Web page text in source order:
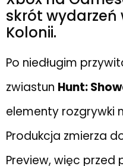
skrót wydarzeń
Kolonii.
Po niedługim
zwiastun Hunt:
elementy rozgrywki
Produkcja zmierza
Preview, więc przed